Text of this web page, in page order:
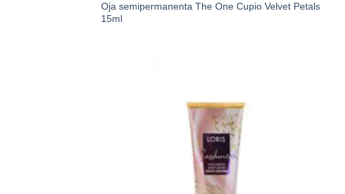
Oja semipermanenta The One Cupio Velvet Petals
15ml